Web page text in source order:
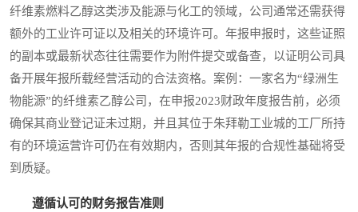
纤维素燃料乙醇这类涉及能源与化工的领域，公司通常还需获得
额外的工业许可证以及相关的环境许可。年报申报时，这些证照
的副本或最新状态往往需要作为附件提交或备查，以证明公司具
备开展年报所载经营活动的合法资格。案例：一家名为“绿洲生
物能源”的纤维素乙醇公司，在申报2023财政年度报告前，必须
确保其商业登记证未过期，并且其位于朱拜勒工业城的工厂所持
有的环境运营许可仍在有效期内，否则其年报的合规性基础将受
到质疑。
遵循认可的财务报告准则